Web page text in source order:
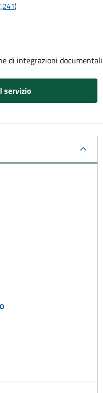
)
di integrazioni documentali
servizio